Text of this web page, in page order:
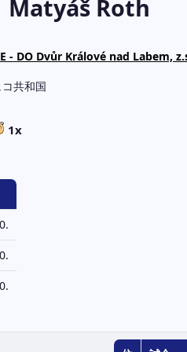
Matyáš Roth
- DO Dvůr Králové nad Labem,
共和国
1x